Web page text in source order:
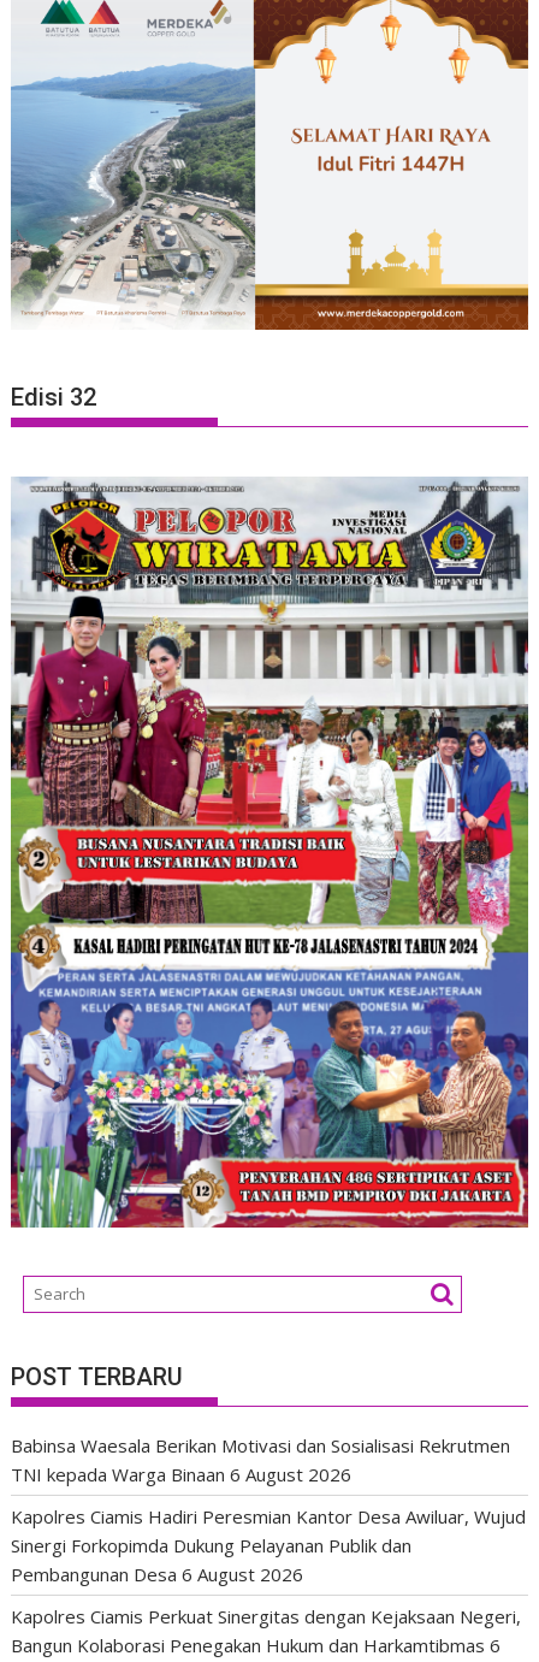
Edisi 32
POST TERBARU
Babinsa Waesala Berikan Motivasi dan Sosialisasi Rekrutmen
TNI kepada Warga Binaan 6 August 2026
Kapolres Ciamis Hadiri Peresmian Kantor Desa Awiluar, Wujud
Sinergi Forkopimda Dukung Pelayanan Publik dan
Pembangunan Desa 6 August 2026
Kapolres Ciamis Perkuat Sinergitas dengan Kejaksaan Negeri,
Bangun Kolaborasi Penegakan Hukum dan Harkamtibmas 6